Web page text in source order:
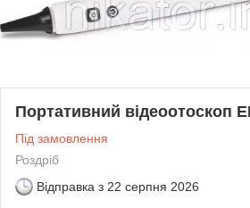
Портативний відеоотоскоп
Під замовлення
Роздріб
Відправка з 22 серпня 2026